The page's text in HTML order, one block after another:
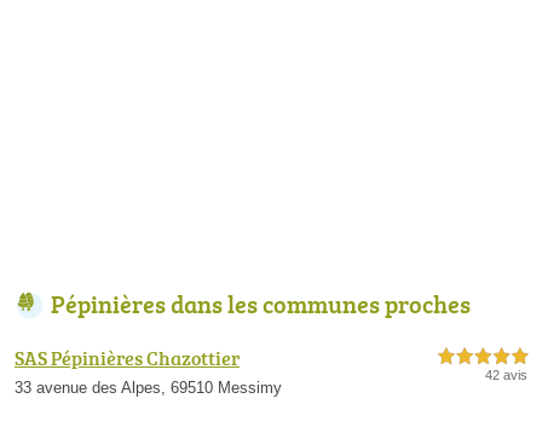
Pépinières dans les communes proches
SAS Pépinières Chazottier
33 avenue des Alpes, 69510 Messimy
5,0 étoiles sur 5
42 avis